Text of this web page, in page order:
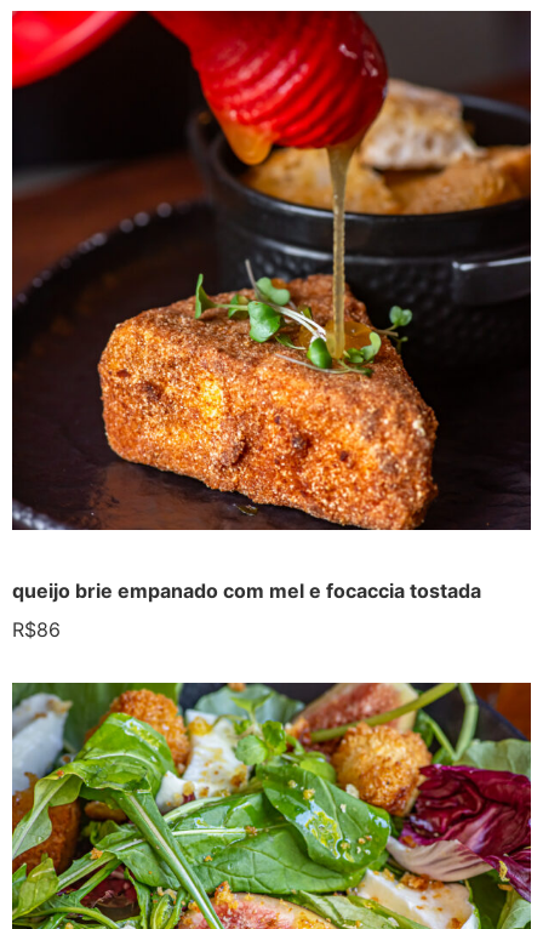
queijo brie empanado com mel e focaccia tostada
R$86